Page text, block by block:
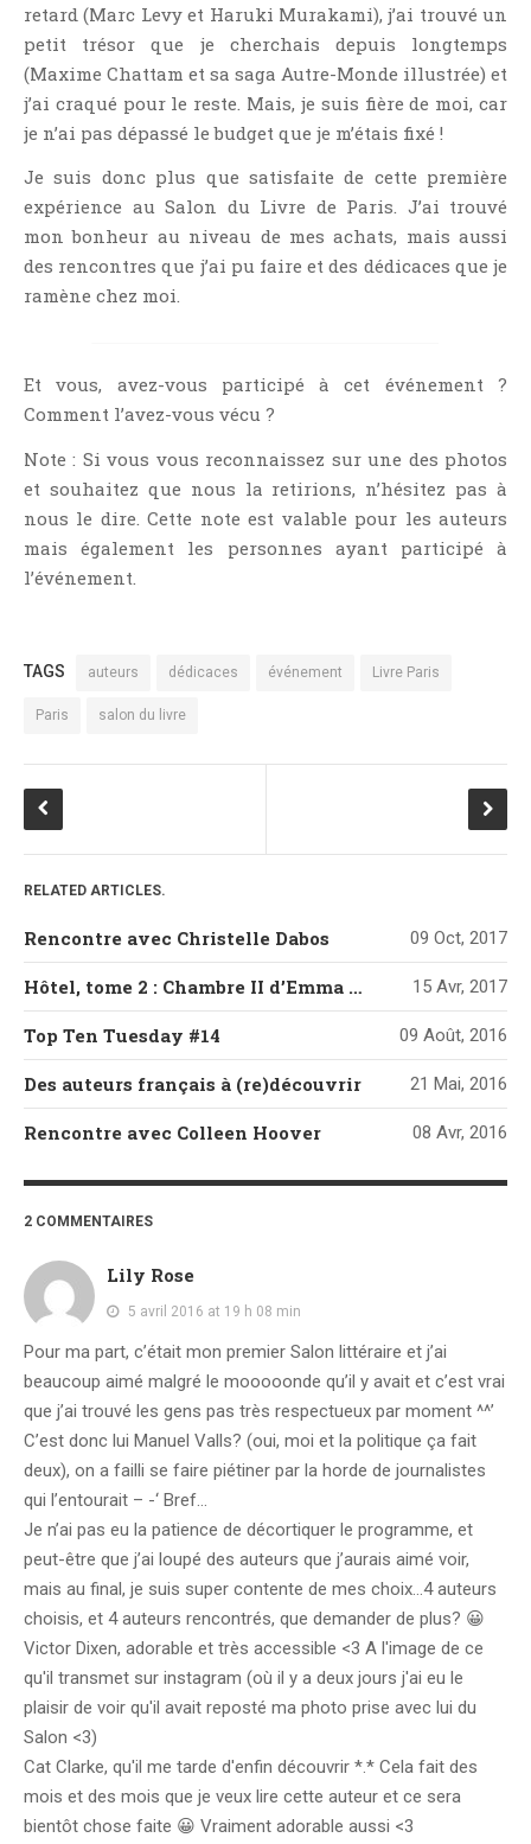
retard (Marc Levy et Haruki Murakami), j’ai trouvé un
petit trésor que je cherchais depuis longtemps
(Maxime Chattam et sa saga Autre-Monde illustrée) et
j’ai craqué pour le reste. Mais, je suis fière de moi, car
je n’ai pas dépassé le budget que je m’étais fixé !
Je suis donc plus que satisfaite de cette première
expérience au Salon du Livre de Paris. J’ai trouvé
mon bonheur au niveau de mes achats, mais aussi
des rencontres que j’ai pu faire et des dédicaces que je
ramène chez moi.
Et vous, avez-vous participé à cet événement ?
Comment l’avez-vous vécu ?
Note : Si vous vous reconnaissez sur une des photos
et souhaitez que nous la retirions, n’hésitez pas à
nous le dire. Cette note est valable pour les auteurs
mais également les personnes ayant participé à
l’événement.
TAGS auteurs dédicaces événement Livre Paris
Paris salon du livre
RELATED ARTICLES.
Rencontre avec Christelle Dabos 09 Oct, 2017
Hôtel, tome 2 : Chambre II d’Emma Mars 15 Avr, 2017
Top Ten Tuesday #14 09 Août, 2016
Des auteurs français à (re)découvrir 21 Mai, 2016
Rencontre avec Colleen Hoover 08 Avr, 2016
2 COMMENTAIRES
Lily Rose
5 avril 2016 at 19 h 08 min
Pour ma part, c’était mon premier Salon littéraire et j’ai
beaucoup aimé malgré le mooooonde qu’il y avait et c’est vrai
que j’ai trouvé les gens pas très respectueux par moment ^^’
C’est donc lui Manuel Valls? (oui, moi et la politique ça fait
deux), on a failli se faire piétiner par la horde de journalistes
qui l’entourait – -‘ Bref…
Je n’ai pas eu la patience de décortiquer le programme, et
peut-être que j’ai loupé des auteurs que j’aurais aimé voir,
mais au final, je suis super contente de mes choix…4 auteurs
choisis, et 4 auteurs rencontrés, que demander de plus? 😀
Victor Dixen, adorable et très accessible <3 A l'image de ce
qu'il transmet sur instagram (où il y a deux jours j'ai eu le
plaisir de voir qu'il avait reposté ma photo prise avec lui du
Salon <3)
Cat Clarke, qu'il me tarde d'enfin découvrir *.* Cela fait des
mois et des mois que je veux lire cette auteur et ce sera
bientôt chose faite 😀 Vraiment adorable aussi <3